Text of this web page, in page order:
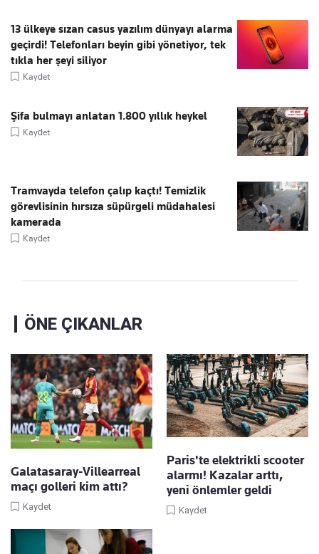
13 ülkeye sızan casus yazılım dünyayı alarma
geçirdi! Telefonları beyin gibi yönetiyor, tek
tıkla her şeyi siliyor
Kaydet
Şifa bulmayı anlatan 1.800 yıllık heykel
Kaydet
Tramvayda telefon çalıp kaçtı! Temizlik
görevlisinin hırsıza süpürgeli müdahalesi
kamerada
Kaydet
ÖNE ÇIKANLAR
Galatasaray-Villearreal
maçı golleri kim attı?
Kaydet
Paris'te elektrikli scooter
alarmı! Kazalar arttı,
yeni önlemler geldi
Kaydet